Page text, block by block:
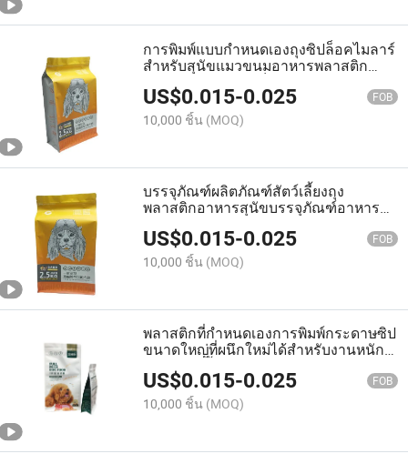
การพิมพ์แบบกำหนดเองถุงซิปล็อคไมลาร์
สำหรับสุนัขแมวขนมอาหารพลาสติก
บรรจุภัณฑ์อาหารเด็กขนมกาแฟถุงแบบ
ตั้งขึ้น
US$0.015-0.025 FOB
10,000 ชิ้น (MOQ)
บรรจุภัณฑ์ผลิตภัณฑ์สัตว์เลี้ยงถุง
พลาสติกอาหารสุนัขบรรจุภัณฑ์อาหาร
สัตว์ถุงทรายแมวบรรจุภัณฑ์พลาสติกถุง
อาหารสุนัข
US$0.015-0.025 FOB
10,000 ชิ้น (MOQ)
พลาสติกที่กำหนดเองการพิมพ์กระดาษซิป
ขนาดใหญ่ที่ผนึกใหม่ได้สำหรับงานหนัก
แห้ง สัตว์เลี้ยงเปียกจะทำอาหารว่างด้วย
สุนัข Cat Fish ขนาดใหญ่พิเศษ ถุงอาหาร
สัตว์เลี้ยงที่ใช้ป้อนอาหาร
US$0.015-0.025 FOB
10,000 ชิ้น (MOQ)